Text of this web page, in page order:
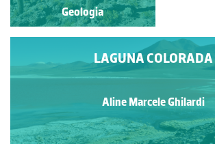
Geologia
Geologia
LAGUNA COLORADA
Aline Marcele Ghilardi